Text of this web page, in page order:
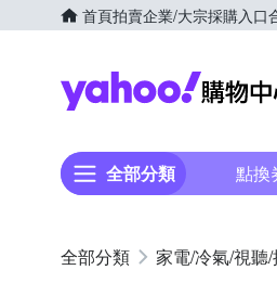
首頁拍賣企業/大宗採購入口
全部分類 點換
家電/冷氣/視聽